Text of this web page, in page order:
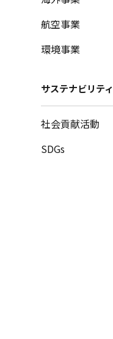
航空事業
環境事業
サステナビリティ
社会貢献活動
SDGs